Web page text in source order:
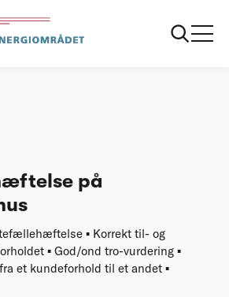
20160203 Aegtefaellehaeftelse paa
kolonihavehus
på
▪ Korrekt til- og
▪ God/ond tro-vurdering ▪
et kundeforhold til et andet ▪